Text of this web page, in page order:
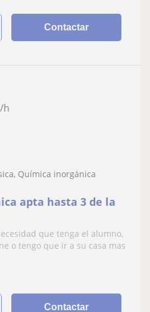
Contactar
/h
Química inorgánica
apta hasta 3 de la
que tenga el alumno,
o tengo que ir a su casa mas
Contactar